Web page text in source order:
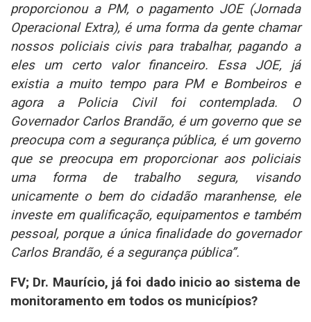
proporcionou a PM, o pagamento JOE (Jornada
Operacional Extra), é uma forma da gente chamar
nossos policiais civis para trabalhar, pagando a
eles um certo valor financeiro. Essa JOE, já
existia a muito tempo para PM e Bombeiros e
agora a Policia Civil foi contemplada. O
Governador Carlos Brandão, é um governo que se
preocupa com a segurança pública, é um governo
que se preocupa em proporcionar aos policiais
uma forma de trabalho segura, visando
unicamente o bem do cidadão maranhense, ele
investe em qualificação, equipamentos e também
pessoal, porque a única finalidade do governador
Carlos Brandão, é a segurança pública”.
FV; Dr. Maurício, já foi dado inicio ao sistema de
monitoramento em todos os municípios?